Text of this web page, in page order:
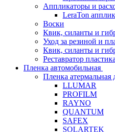
Аппликаторы и
LeraTon
Воски
Квик, силанты и
Уход за резиной и
Квик, силанты и
Реставратор пластика
Пленка автомобильная
Пленка атермальная
LLUMAR
PROFILM
RAYNO
QUANTUM
SAFEX
SOLARTEK